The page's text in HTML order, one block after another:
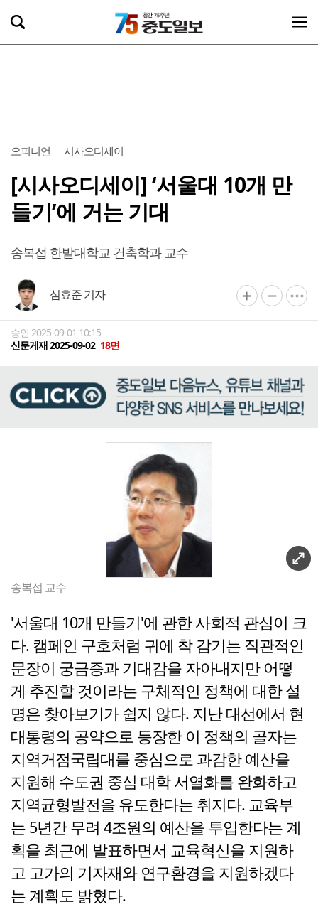
오피니언 시사오디세이
[시사오디세이] ‘서울대 10개 만
들기’에 거는 기대
송복섭 한밭대학교 건축학과 교수
심효준 기자
승인 2025-09-01 10:15
신문게재 2025-09-02 18면
송복섭 교수
'서울대 10개 만들기'에 관한 사회적 관심이 크
다. 캠페인 구호처럼 귀에 착 감기는 직관적인
문장이 궁금증과 기대감을 자아내지만 어떻
게 추진할 것이라는 구체적인 정책에 대한 설
명은 찾아보기가 쉽지 않다. 지난 대선에서 현
대통령의 공약으로 등장한 이 정책의 골자는
지역거점국립대를 중심으로 과감한 예산을
지원해 수도권 중심 대학 서열화를 완화하고
지역균형발전을 유도한다는 취지다. 교육부
는 5년간 무려 4조원의 예산을 투입한다는 계
획을 최근에 발표하면서 교육혁신을 지원하
고 고가의 기자재와 연구환경을 지원하겠다
는 계획도 밝혔다.